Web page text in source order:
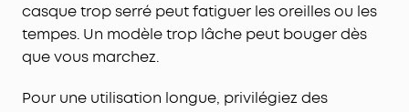
casque trop serré peut fatiguer les oreilles ou les
tempes. Un modèle trop lâche peut bouger dès
que vous marchez.
Pour une utilisation longue, privilégiez des